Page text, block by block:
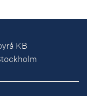
KB